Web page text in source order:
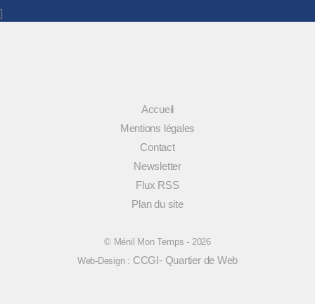
]
Accueil
Mentions légales
Contact
Newsletter
Flux RSS
Plan du site
© Ménil Mon Temps - 2026
Web-Design : CCGI- Quartier de Web